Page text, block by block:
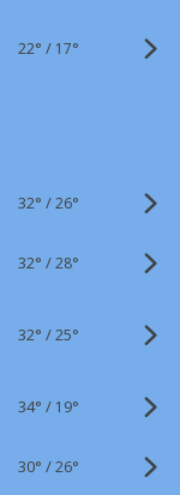
22° / 17°
32° /26°
32° /28°
32° /25°
34° / 19°
30° /26°